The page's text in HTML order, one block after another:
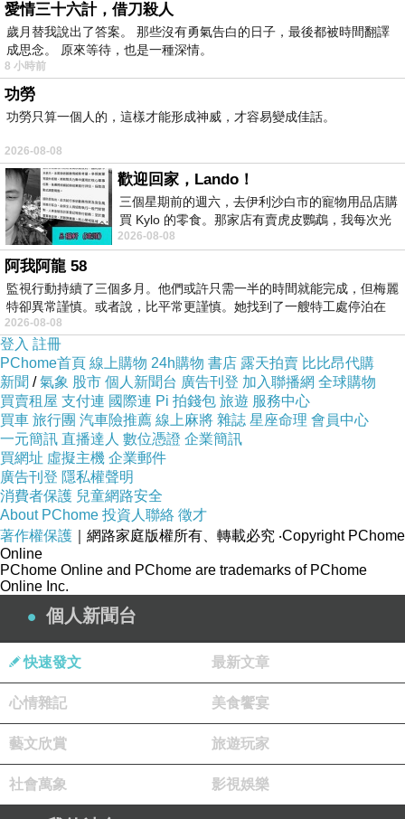
愛情三十六計，借刀殺人
歲月替我說出了答案。 那些沒有勇氣告白的日子，最後都被時間翻譯
成思念。 原來等待，也是一種深情。
8 小時前
功勞
功勞只算一個人的，這樣才能形成神威，才容易變成佳話。
2026-08-08
歡迎回家，Lando！
三個星期前的週六，去伊利沙白市的寵物用品店購
買 Kylo 的零食。那家店有賣虎皮鸚鵡，我每次光
顧都會去看一下。他們偶爾會引進 C
2026-08-08
阿我阿龍 58
監視行動持續了三個多月。他們或許只需一半的時間就能完成，但梅麗
特卻異常謹慎。或者說，比平常更謹慎。她找到了一艘特工處停泊在
2026-08-08
登入 註冊
PChome首頁 線上購物 24h購物 書店 露天拍賣 比比昂代購
新聞 /氣象 股市 個人新聞台 廣告刊登 加入聯播網 全球購物
買賣租屋 支付連 國際連 Pi 拍錢包 旅遊 服務中心
買車 旅行團 汽車險推薦 線上麻將 雜誌 星座命理 會員中心
一元簡訊 直播達人 數位憑證 企業簡訊
買網址 虛擬主機 企業郵件
廣告刊登 隱私權聲明
消費者保護 兒童網路安全
About PChome 投資人聯絡 徵才
著作權保護 ｜網路家庭版權所有、轉載必究 ‧Copyright PChome
Online
PChome Online and PChome are trademarks of PChome
Online Inc.
個人新聞台
快速發文 最新文章
心情雜記 美食饗宴
藝文欣賞 旅遊玩家
社會萬象 影視娛樂